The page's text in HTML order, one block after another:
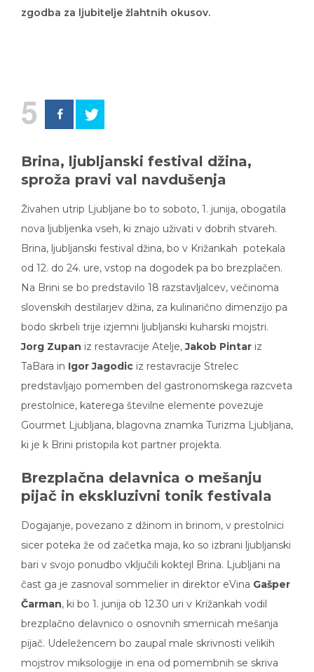
zgodba za ljubitelje žlahtnih okusov.
5
Brina, ljubljanski festival džina,
sproža pravi val navdušenja
Živahen utrip Ljubljane bo to soboto, 1. junija, obogatila
nova ljubljenka vseh, ki znajo uživati v dobrih stvareh.
Brina, ljubljanski festival džina, bo v Križankah potekala
od 12. do 24. ure, vstop na dogodek pa bo brezplačen.
Na Brini se bo predstavilo 18 razstavljalcev, večinoma
slovenskih destilarjev džina, za kulinarično dimenzijo pa
bodo skrbeli trije izjemni ljubljanski kuharski mojstri.
Jorg Zupan iz restavracije Atelje,Jakob Pintar iz
TaBara in Igor Jagodic iz restavracije Strelec
predstavljajo pomemben del gastronomskega razcveta
prestolnice, katerega številne elemente povezuje
Gourmet Ljubljana, blagovna znamka Turizma Ljubljana,
ki je k Brini pristopila kot partner projekta.
Brezplačna delavnica o mešanju
pijač in ekskluzivni tonik festivala
Dogajanje, povezano z džinom in brinom, v prestolnici
sicer poteka že od začetka maja, ko so izbrani ljubljanski
bari v svojo ponudbo vključili koktejl Brina. Ljubljani na
čast ga je zasnoval sommelier in direktor eVina Gašper
Čarman, ki bo 1. junija ob 12.30 uri v Križankah vodil
brezplačno delavnico o osnovnih smernicah mešanja
pijač. Udeležencem bo zaupal male skrivnosti velikih
mojstrov miksologije in ena od pomembnih se skriva